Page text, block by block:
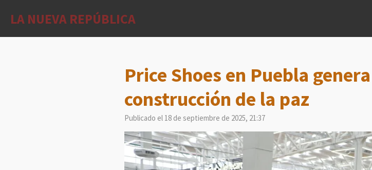
LA NUEVA REPÚBLICA
Price Shoes en Puebla
construcción de la paz
Publicado el 18 de septiembre de 2025, 21:37